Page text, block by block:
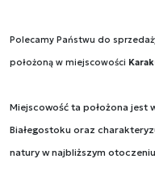
Polecamy Państwu do
położoną w miejscowości
Miejscowość ta położona jest
Białegostoku oraz
natury w najbliższym